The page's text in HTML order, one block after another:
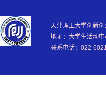
天津理工大学创新
地址：大学生活动
联系电话：022-